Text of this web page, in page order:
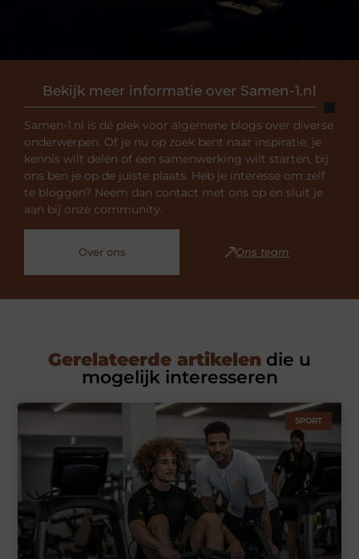
Bekijk meer informatie over Samen-1.nl
Samen-1.nl is dé plek voor algemene blogs over diverse
onderwerpen. Of je nu op zoek bent naar inspiratie, je
kennis wilt delen of een samenwerking wilt starten, bij
ons ben je op de juiste plaats. Heb je interesse om zelf
te bloggen? Neem dan contact met ons op en sluit je
aan bij onze community.
Over ons Ons team
Gerelateerde artikelen die u
mogelijk interesseren
SPORT